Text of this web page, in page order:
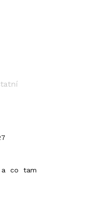
a co tam